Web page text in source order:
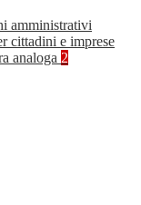
amministrativi
cittadini e imprese
analoga 2